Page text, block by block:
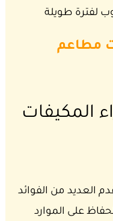
لفترة طويلة
مطاعم
المكيفات
العديد من الفوائد
على الموارد